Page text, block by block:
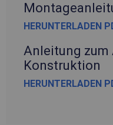
HERUNTERLADEN
Anleitung zum
Konstruktion
HERUNTERLADEN